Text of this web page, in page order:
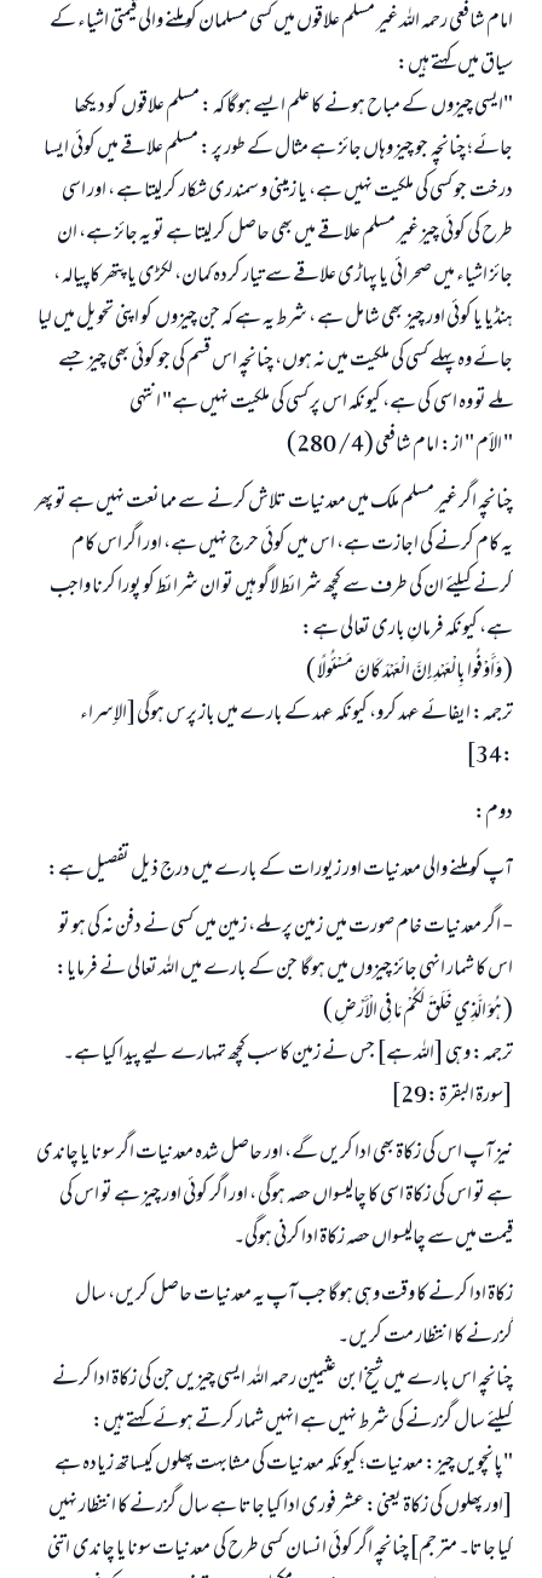
امام شافعی رحمہ اللہ غیر مسلم علاقوں میں کسی مسلمان کو ملنے والی قیمتی اشیاء کے
سیاق میں کہتے ہیں:
"ایسی چیزوں کے مباح ہونے کا علم ایسے ہوگا کہ : مسلم علاقوں کو دیکھا
جائے؛ چنانچہ جو چیز وہاں جائز ہے مثال کے طور پر : مسلم علاقے میں کوئی ایسا
درخت جو کسی کی ملکیت نہیں ہے، یا زمینی و سمندری شکار کر لیتا ہے ، اور اسی
طرح کی کوئی چیز غیر مسلم علاقے میں بھی حاصل کر لیتا ہے تو یہ جائز ہے، ان
جائز اشیاء میں صحرائی یا پہاڑی علاقے سے تیار کردہ کمان، لکڑی یا پتھر کا پیالہ ،
ہنڈیا یا کوئی اور چیز بھی شامل ہے ، شرط یہ ہے کہ جن چیزوں کو اپنی تحویل میں لیا
جائے وہ پہلے کسی کی ملکیت میں نہ ہوں، چنانچہ اس قسم کی جو کوئی بھی چیز جسے
ملے تو وہ اسی کی ہے، کیونکہ اس پر کسی کی ملکیت نہیں ہے" انتہی
" الأم " از: امام شافعی (4/ 280)
چنانچہ اگر غیر مسلم ملک میں معدنیات تلاش کرنے سے ممانعت نہیں ہے تو پھر
یہ کام کرنے کی اجازت ہے، اس میں کوئی حرج نہیں ہے، اور اگر اس کام
کرنے کیلئے ان کی طرف سے کچھ شرائط لاگو ہیں تو ان شرائط کو پورا کرنا واجب
ہے، کیونکہ فرمانِ باری تعالی ہے:
( وَأَوْفُوا بِالْعَهْدِ إِنَّ الْعَهْدَ كَانَ مَسْئُولًا )
ترجمہ: ایفائے عہد کرو، کیونکہ عہد کے بارے میں باز پرس ہوگی[الإسراء
:34]
دوم:
آپ کو ملنے والی معدنیات اور زیورات کے بارے میں درج ذیل تفصیل ہے:
- اگر معدنیات خام صورت میں زمین پر ملے، زمین میں کسی نے دفن نہ کی ہو تو
اس کا شمار انہی جائز چیزوں میں ہوگا جن کے بارے میں اللہ تعالی نے فرمایا:
( هُوَ الَّذِي خَلَقَ لَكُمْ مَا فِي الْأَرْضِ )
ترجمہ: وہی [اللہ ہے] جس نے زمین کا سب کچھ تمہارے لیے پیدا کیا ہے۔
[سورة البقرة :29]
نیز آپ اس کی زکاۃ بھی ادا کریں گے، اور حاصل شدہ معدنیات اگر سونا یا چاندی
ہے تو اس کی زکاۃ اسی کا چالیسواں حصہ ہوگی ، اور اگر کوئی اور چیز ہے تو اس کی
قیمت میں سے چالیسواں حصہ زکاۃ ادا کرنی ہوگی۔
زکاۃ ادا کرنے کا وقت وہی ہوگا جب آپ یہ معدنیات حاصل کریں، سال
گزرنے کا انتظار مت کریں۔
چنانچہ اس بارے میں شیخ ابن عثیمین رحمہ اللہ ایسی چیزیں جن کی زکاۃ ادا کرنے
کیلئے سال گزرنے کی شرط نہیں ہے انہیں شمار کرتے ہوئے کہتے ہیں:
"پانچویں چیز: معدنیات؛ کیونکہ معدنیات کی مشابہت پھلوں کیساتھ زیادہ ہے
[اور پھلوں کی زکاۃ یعنی: عشر فوری ادا کیا جاتا ہے سال گزرنے کا انتظار نہیں
کیا جاتا۔ مترجم]چنانچہ اگر کوئی انسان کسی طرح کی معدنیات سونا یا چاندی اتنی